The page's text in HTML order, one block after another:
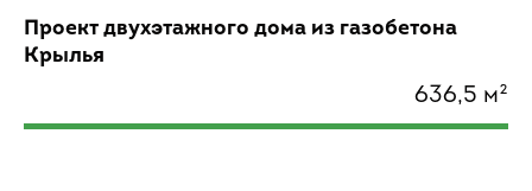
Проект двухэтажного дома из газобетона
Крылья
636,5 м²